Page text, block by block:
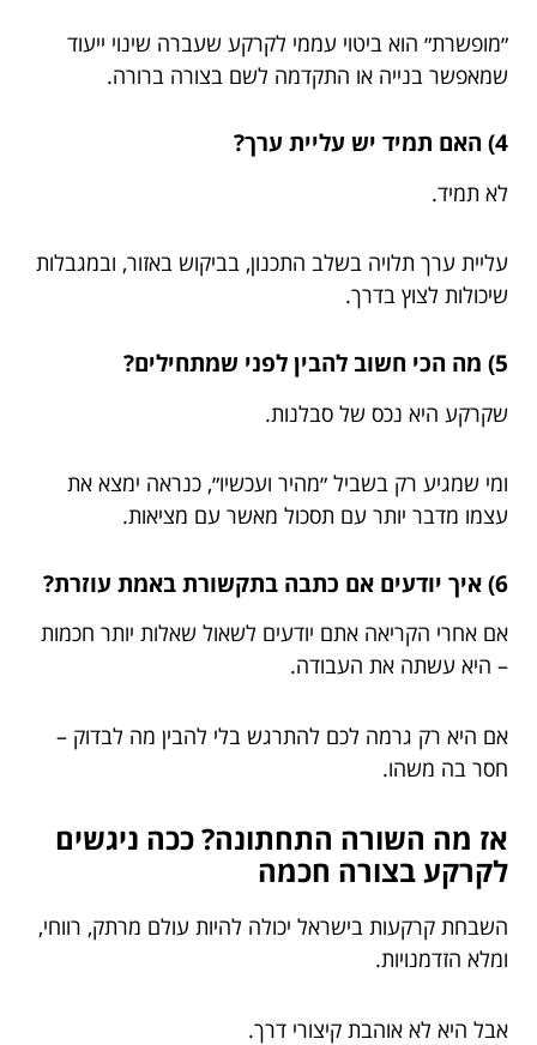
״מופשרת״ הוא ביטוי עממי לקרקע שעברה שינוי ייעוד
שמאפשר בנייה או התקדמה לשם בצורה ברורה.
4) האם תמיד יש עליית ערך?
לא תמיד.
עליית ערך תלויה בשלב התכנון, בביקוש באזור, ובמגבלות
שיכולות לצוץ בדרך.
5) מה הכי חשוב להבין לפני שמתחילים?
שקרקע היא נכס של סבלנות.
ומי שמגיע רק בשביל ״מהיר ועכשיו״, כנראה ימצא את
עצמו מדבר יותר עם תסכול מאשר עם מציאות.
6) איך יודעים אם כתבה בתקשורת באמת עוזרת?
אם אחרי הקריאה אתם יודעים לשאול שאלות יותר חכמות
– היא עשתה את העבודה.
אם היא רק גרמה לכם להתרגש בלי להבין מה לבדוק –
חסר בה משהו.
אז מה השורה התחתונה? ככה ניגשים
לקרקע בצורה חכמה
השבחת קרקעות בישראל יכולה להיות עולם מרתק, רווחי,
ומלא הזדמנויות.
אבל היא לא אוהבת קיצורי דרך.